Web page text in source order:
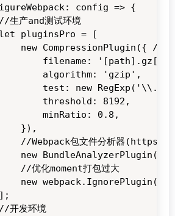
config => {
生产and测试环境
pluginsPro = [
new CompressionPlugin({ //文
filename:
algorithm: 'gzip',
test: new
threshold: 8192,
minRatio: 0.8,
}),
//Webpack包文件分析器
new BundleAnalyzerPlugin(),
//优化moment打包过大
new webpack.IgnorePlugin(/
开发环境